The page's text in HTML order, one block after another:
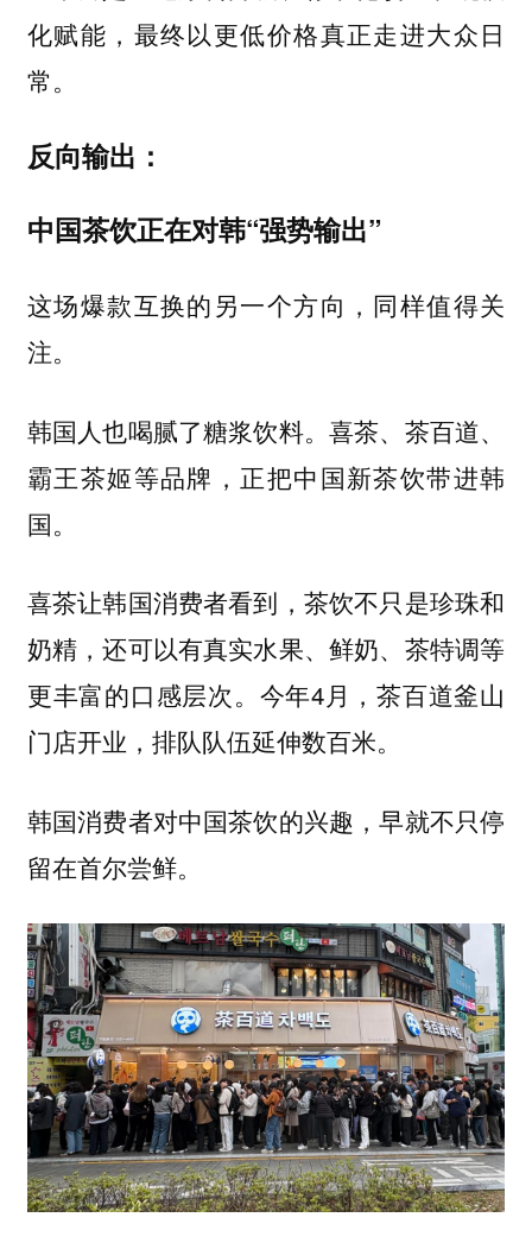
化赋能，最终以更低价格真正走进大众日
常。
反向输出：
中国茶饮正在对韩“强势输出”
这场爆款互换的另一个方向，同样值得关
注。
韩国人也喝腻了糖浆饮料。喜茶、茶百道、
霸王茶姬等品牌，正把中国新茶饮带进韩
国。
喜茶让韩国消费者看到，茶饮不只是珍珠和
奶精，还可以有真实水果、鲜奶、茶特调等
更丰富的口感层次。今年4月，茶百道釜山
门店开业，排队队伍延伸数百米。
韩国消费者对中国茶饮的兴趣，早就不只停
留在首尔尝鲜。